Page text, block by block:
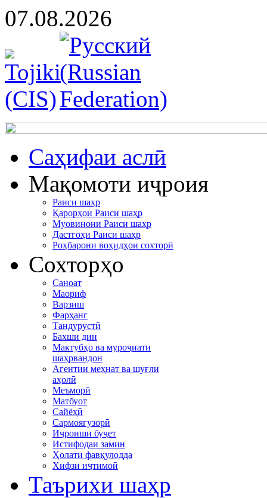
07.08.2026
Cаҳифаи аслӣ
Мақомоти иҷроия
Раиси шаҳр
Қарорҳои Раиси шаҳр
Муовинони Раиси шаҳр
Дастгоҳи Раиси шаҳр
Роҳбарони воҳидҳои сохторӣ
Сохторҳо
Саноат
Маориф
Варзиш
Фарҳанг
Тандурустӣ
Бахши дин
Мактубҳо ва муроҷиати
шаҳрвандон
Агентии меҳнат ва шуғли
аҳолӣ
Меъморӣ
Матбуот
Сайёҳӣ
Сармоягузорӣ
Иҷроиши буҷет
Истифодаи замин
Ҳолати фавқулодда
Хифзи иҷтимоӣ
Таърихи шаҳр